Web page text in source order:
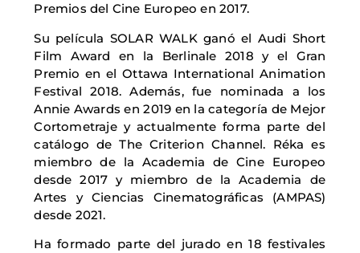
Premios del Cine Europeo en 2017.
Su película SOLAR WALK ganó el Audi Short
Film Award en la Berlinale 2018 y el Gran
Premio en el Ottawa International Animation
Festival 2018. Además, fue nominada a los
Annie Awards en 2019 en la categoría de Mejor
Cortometraje y actualmente forma parte del
catálogo de The Criterion Channel. Réka es
miembro de la Academia de Cine Europeo
desde 2017 y miembro de la Academia de
Artes y Ciencias Cinematográficas (AMPAS)
desde 2021.
Ha formado parte del jurado en 18 festivales